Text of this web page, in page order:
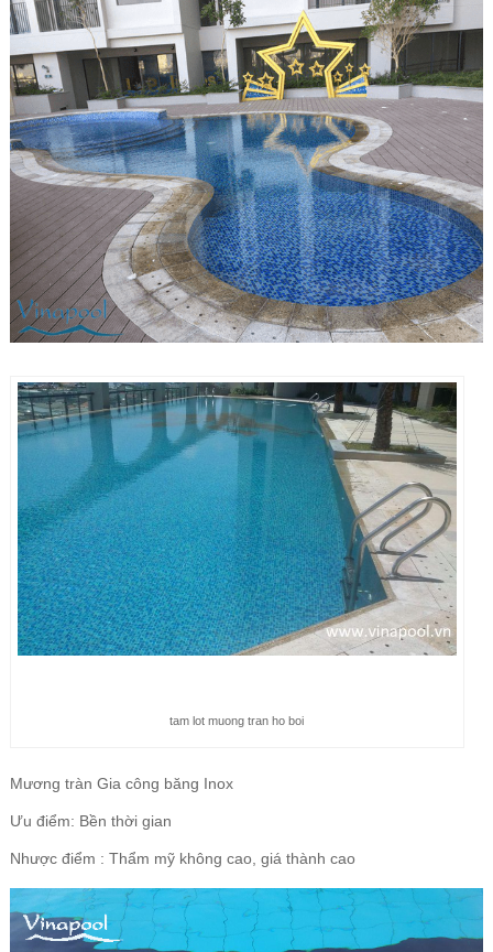
tam lot muong tran ho boi
Mương tràn Gia công băng Inox
Ưu điểm: Bền thời gian
Nhược điểm : Thẩm mỹ không cao, giá thành cao